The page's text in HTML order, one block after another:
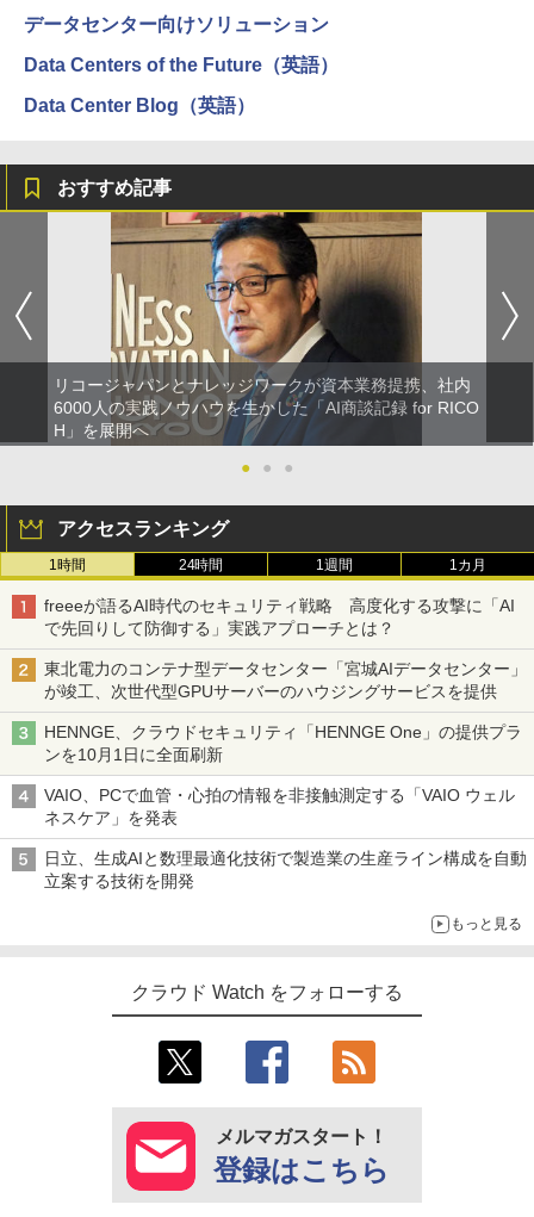
データセンター向けソリューション
Data Centers of the Future（英語）
Data Center Blog（英語）
おすすめ記事
リコージャパンとナレッジワークが資本業務提携、社内
6000人の実践ノウハウを生かした「AI商談記録 for RICO
H」を展開へ
●
● ●
アクセスランキング
1時間 24時間 1週間 1カ月
freeeが語るAI時代のセキュリティ戦略 高度化する攻撃に「AI
で先回りして防御する」実践アプローチとは？
東北電力のコンテナ型データセンター「宮城AIデータセンター」
が竣工、次世代型GPUサーバーのハウジングサービスを提供
HENNGE、クラウドセキュリティ「HENNGE One」の提供プラ
ンを10月1日に全面刷新
VAIO、PCで血管・心拍の情報を非接触測定する「VAIO ウェル
ネスケア」を発表
日立、生成AIと数理最適化技術で製造業の生産ライン構成を自動
立案する技術を開発
もっと見る
クラウド Watch をフォローする
メルマガスタート！
登録はこちら